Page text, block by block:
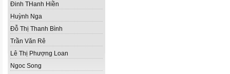
Đinh THanh Hiền
Huỳnh Nga
Đỗ Thị Thanh Bình
Trần Văn Rê
Lê Thị Phượng Loan
Ngoc Song